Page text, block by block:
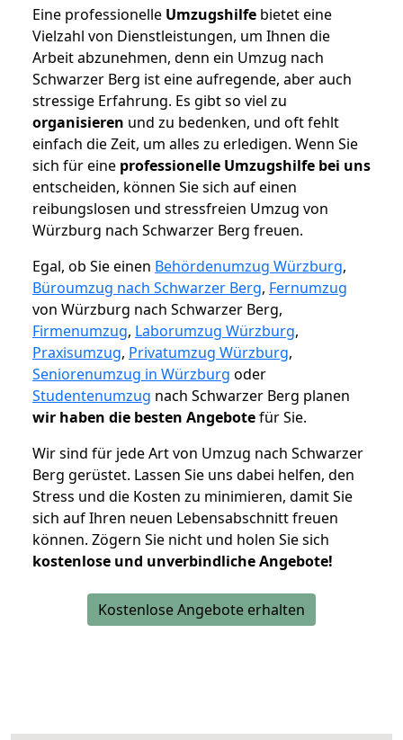
Eine professionelle Umzugshilfe bietet eine
Vielzahl von Dienstleistungen, um Ihnen die
Arbeit abzunehmen, denn ein Umzug nach
Schwarzer Berg ist eine aufregende, aber auch
stressige Erfahrung. Es gibt so viel zu
organisieren und zu bedenken, und oft fehlt
einfach die Zeit, um alles zu erledigen. Wenn Sie
sich für eine professionelle Umzugshilfe bei uns
entscheiden, können Sie sich auf einen
reibungslosen und stressfreien Umzug von
Würzburg nach Schwarzer Berg freuen.
Egal, ob Sie einen Behördenumzug Würzburg,
Büroumzug nach Schwarzer Berg, Fernumzug
von Würzburg nach Schwarzer Berg,
Firmenumzug, Laborumzug Würzburg,
Praxisumzug, Privatumzug Würzburg,
Seniorenumzug in Würzburg oder
Studentenumzug nach Schwarzer Berg planen
wir haben die besten Angebotefür Sie.
Wir sind für jede Art von Umzug nach Schwarzer
Berg gerüstet. Lassen Sie uns dabei helfen, den
Stress und die Kosten zu minimieren, damit Sie
sich auf Ihren neuen Lebensabschnitt freuen
können. Zögern Sie nicht und holen Sie sich
kostenlose und unverbindliche Angebote!
Kostenlose Angebote erhalten